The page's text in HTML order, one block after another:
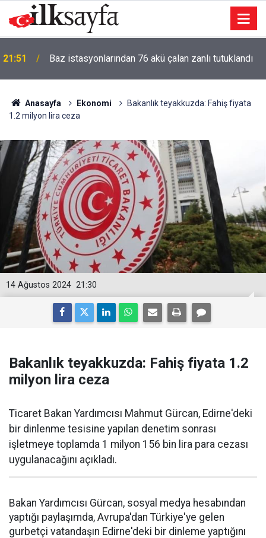
21:31 FETÖ/PDY hükümlüsü ihraç albay yakalandı
Anasayfa Ekonomi
Bakanlık teyakkuzda: Fahiş fiyata
1.2 milyon lira ceza
21:30
14 Ağustos 2024
Bakanlık teyakkuzda: Fahiş fiyata 1.2
milyon lira ceza
Ticaret Bakan Yardımcısı Mahmut Gürcan, Edirne'deki
bir dinlenme tesisine yapılan denetim sonrası
işletmeye toplamda 1 milyon 156 bin lira para cezası
uygulanacağını açıkladı.
Bakan Yardımcısı Gürcan, sosyal medya hesabından
yaptığı paylaşımda, Avrupa'dan Türkiye'ye gelen
gurbetçi vatandaşın Edirne'deki bir dinleme yaptığını